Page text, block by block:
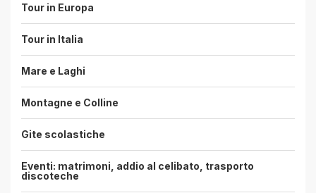
Tour in Europa
Tour in Italia
Mare e Laghi
Montagne e Colline
Gite scolastiche
Eventi: matrimoni, addio al celibato, trasporto
discoteche